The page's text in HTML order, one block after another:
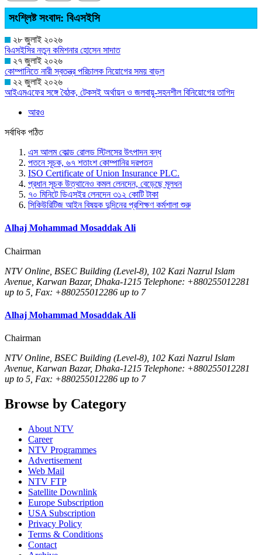
সংশ্লিষ্ট সংবাদ: বিএসইসি
২৮ জুলাই ২০২৬
বিএসইসির নতুন কমিশনার হোসেন সাদাত
২৭ জুলাই ২০২৬
কোম্পানিতে নারী স্বতন্ত্র পরিচালক নিয়োগের সময় বাড়ল
২২ জুলাই ২০২৬
আইএমএফের সঙ্গে বৈঠক, টেকসই অর্থায়ন ও জলবায়ু-সহনশীল বিনিয়োগের তাগিদ
আরও
সর্বাধিক পঠিত
এস আলম কোল্ড রোলড স্টিলসের উৎপাদন বন্ধ
পতনে সূচক, ৬৭ শতাংশ কোম্পানির দরপতন
ISO Certificate of Union Insurance PLC.
প্রধান সূচক উত্থানেও কমল লেনদেন, বেড়েছে মূলধন
৭০ মিনিটে ডিএসইর লেনদেন ৩১২ কোটি টাকা
সিকিউরিটিজ আইন বিষয়ক দুদিনের প্রশিক্ষণ কর্মশালা শুরু
Alhaj Mohammad Mosaddak Ali
Chairman
NTV Online, BSEC Building (Level-8), 102 Kazi Nazrul Islam
Avenue, Karwan Bazar, Dhaka-1215 Telephone: +880255012281
up to 5, Fax: +880255012286 up to 7
Alhaj Mohammad Mosaddak Ali
Chairman
NTV Online, BSEC Building (Level-8), 102 Kazi Nazrul Islam
Avenue, Karwan Bazar, Dhaka-1215 Telephone: +880255012281
up to 5, Fax: +880255012286 up to 7
Browse by Category
About NTV
Career
NTV Programmes
Advertisement
Web Mail
NTV FTP
Satellite Downlink
Europe Subscription
USA Subscription
Privacy Policy
Terms & Conditions
Contact